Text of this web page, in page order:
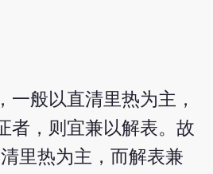
一般以直清里热为主，
者，则宜兼以解表。故
里热为主，而解表兼